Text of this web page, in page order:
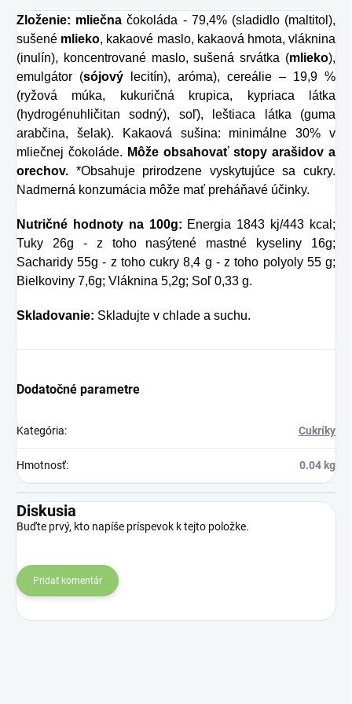
Zloženie: mliečna čokoláda - 79,4% (sladidlo (maltitol),
sušené mlieko, kakaové maslo, kakaová hmota, vláknina
(inulín), koncentrované maslo, sušená srvátka (mlieko),
emulgátor (sójový lecitín), aróma), cereálie – 19,9 %
(ryžová múka, kukuričná krupica, kypriaca látka
(hydrogénuhličitan sodný), soľ), leštiaca látka (guma
arabčina, šelak). Kakaová sušina: minimálne 30% v
mliečnej čokoláde. Môže obsahovať stopy arašidov a
orechov. *Obsahuje prirodzene vyskytujúce sa cukry.
Nadmerná konzumácia môže mať preháňavé účinky.
Nutričné hodnoty na 100g: Energia 1843 kj/443 kcal;
Tuky 26g - z toho nasýtené mastné kyseliny 16g;
Sacharidy 55g - z toho cukry 8,4 g - z toho polyoly 55 g;
Bielkoviny 7,6g; Vláknina 5,2g; Soľ 0,33 g.
Skladovanie: Skladujte v chlade a suchu.
Dodatočné parametre
Kategória: Cukríky
Hmotnosť: 0.04 kg
Diskusia
Buďte prvý, kto napíše príspevok k tejto položke.
Pridať komentár